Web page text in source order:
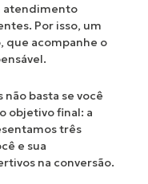
atendimento
Por isso, um
que acompanhe o
basta se você
objetivo final: a
três
e sua
na conversão.